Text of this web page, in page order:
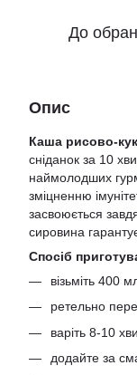
До
Опис
Каша рисово-
сніданок за 10
наймолодших
зміцненню
засвоюється
сировина
Спосіб
візьміть 400
ретельно
варіть 8-10
додайте за